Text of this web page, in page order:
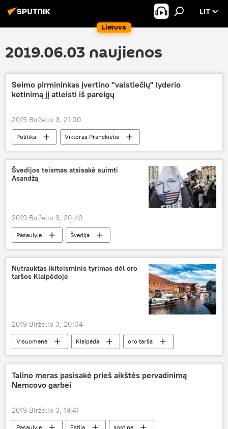
Lietuva
LIT
2019.06.03 naujienos
Seimo pirmininkas įvertino "valstiečių" lyderio
ketinimą jį atleisti iš pareigų
2019 Birželio 3, 21:00
Politika
Viktoras Pranckietis
Ramūnas Karbauskis
valstiečiai
Lietuvos valstiečių ir žaliųjų sąjunga (LVŽS)
Valdančiosios koalicijos žlugimas ir sukūrimas iš naujo
Švedijos teismas atsisakė suimti
Asandžą
2019 Birželio 3, 20:40
Pasaulyje
Švedija
Džulianas Asandžas
Nutrauktas ikiteisminis tyrimas dėl oro
taršos Klaipėdoje
2019 Birželio 3, 20:04
Visuomenė Klaipėda oro tarša
Talino meras pasisakė prieš aikštės pervadinimą
Nemcovo garbei
2019 Birželio 3, 19:41
Pasaulyje Estija
sostinė